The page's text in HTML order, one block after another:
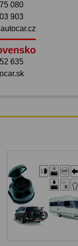
080
903
635